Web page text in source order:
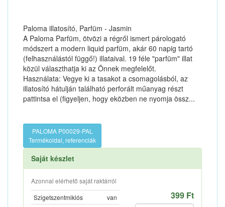
Paloma illatosító, Parfüm - Jasmin
A Paloma Parfüm, ötvözi a régről ismert párologató
módszert a modern liquid parfüm, akár 60 napig tartó
(felhasználástól függő!) illataival. 19 féle "parfüm" illat
közül választhatja ki az Önnek megfelelőt.
Használata: Vegye ki a tasakot a csomagolásból, az
illatosító hátulján található perforált műanyag részt
pattintsa el (figyeljen, hogy eközben ne nyomja össz...
PALOMA P00029-PAL
Termékoldal, referenciák
Saját készlet
Azonnal elérhető saját raktárról
Szigetszentmiklós
van
399 Ft